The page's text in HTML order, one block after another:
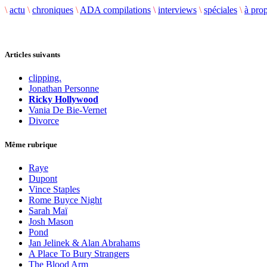
\ actu \ chroniques \ ADA compilations \ interviews \ spéciales \ à
Articles suivants
clipping.
Jonathan Personne
Ricky Hollywood
Vania De Bie-Vernet
Divorce
Même rubrique
Raye
Dupont
Vince Staples
Rome Buyce Night
Sarah Maï
Josh Mason
Pond
Jan Jelinek & Alan Abrahams
A Place To Bury Strangers
The Blood Arm